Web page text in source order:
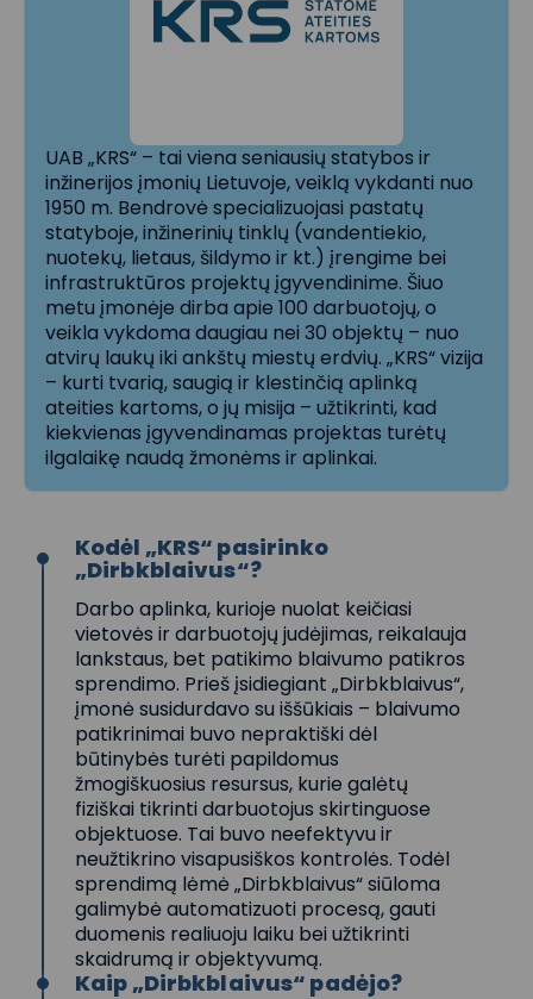
UAB „KRS“ – tai viena seniausių statybos ir
inžinerijos įmonių Lietuvoje, veiklą vykdanti nuo
1950 m. Bendrovė specializuojasi pastatų
statyboje, inžinerinių tinklų (vandentiekio,
nuotekų, lietaus, šildymo ir kt.) įrengime bei
infrastruktūros projektų įgyvendinime. Šiuo
metu įmonėje dirba apie 100 darbuotojų, o
veikla vykdoma daugiau nei 30 objektų – nuo
atvirų laukų iki ankštų miestų erdvių. „KRS“ vizija
– kurti tvarią, saugią ir klestinčią aplinką
ateities kartoms, o jų misija – užtikrinti, kad
kiekvienas įgyvendinamas projektas turėtų
ilgalaikę naudą žmonėms ir aplinkai.
Kodėl „KRS“ pasirinko
„Dirbkblaivus“?
Darbo aplinka, kurioje nuolat keičiasi
vietovės ir darbuotojų judėjimas, reikalauja
lankstaus, bet patikimo blaivumo patikros
sprendimo. Prieš įsidiegiant „Dirbkblaivus“,
įmonė susidurdavo su iššūkiais – blaivumo
patikrinimai buvo nepraktiški dėl
būtinybės turėti papildomus
žmogiškuosius resursus, kurie galėtų
fiziškai tikrinti darbuotojus skirtinguose
objektuose. Tai buvo neefektyvu ir
neužtikrino visapusiškos kontrolės. Todėl
sprendimą lėmė „Dirbkblaivus“ siūloma
galimybė automatizuoti procesą, gauti
duomenis realiuoju laiku bei užtikrinti
skaidrumą ir objektyvumą.
Kaip „Dirbkblaivus“ padėjo?